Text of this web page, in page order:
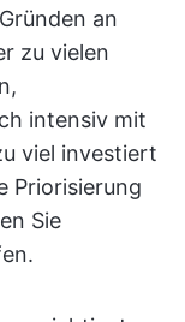
an
zu vielen
intensiv mit
viel investiert
Priorisierung
Sie